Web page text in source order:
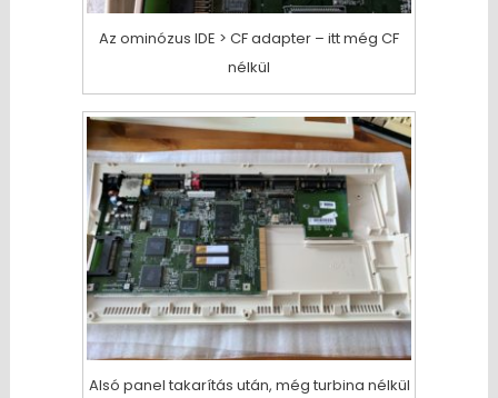
Az ominózus IDE > CF adapter – itt még CF
nélkül
Alsó panel takarítás után, még turbina nélkül